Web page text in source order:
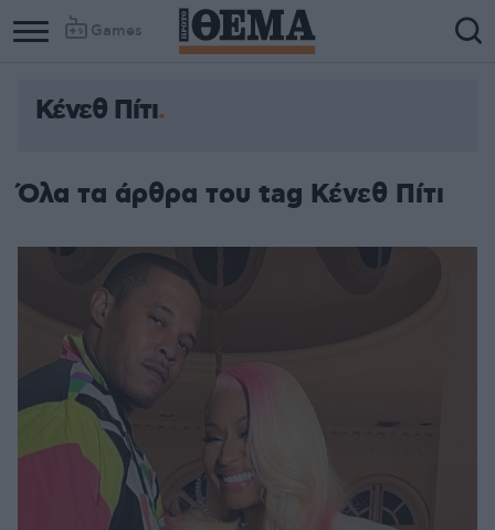
Games
Κένεθ Πίτι
Όλα τα άρθρα του tag Κένεθ Πίτι